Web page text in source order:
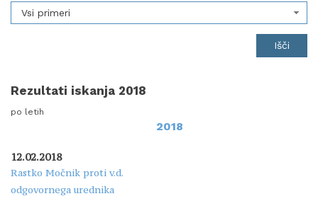
Vsi primeri
Rezultati iskanja 2018
po letih
2018
12.02.2018
Rastko Močnik proti v.d.
odgovornega urednika